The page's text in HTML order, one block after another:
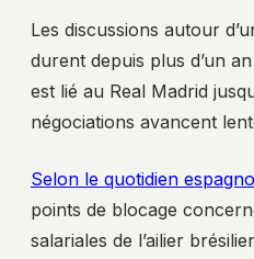
Les discussions autour
durent depuis plus d’un
est lié au Real Madrid
négociations avancent
Selon le quotidien
points de blocage
salariales de l’ailier